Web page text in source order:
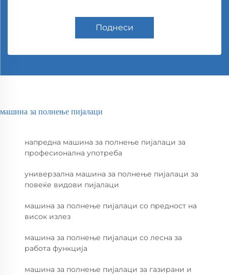
Поднеси
машина за полнење пијалаци
напредна машина за полнење пијалаци за
професионална употреба
универзална машина за полнење пијалаци за
повеќе видови пијалаци
машина за полнење пијалаци со предност на
висок излез
машина за полнење пијалаци со лесна за
работа функција
машина за полнење пијалаци за газирани и